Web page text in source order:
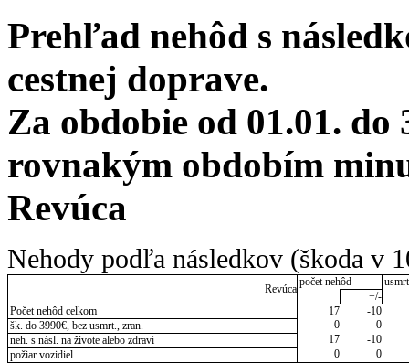
Prehľad nehôd s
cestnej doprave.
Za obdobie od 01.01. do
rovnakým obdobím
Revúca
Nehody podľa následkov (škoda v
Revúca
počet nehôd
+/-
Počet nehôd celkom
17
-10
šk. do 3990€, bez usmrt., zran.
0
0
neh. s násl. na živote alebo zdraví
17
-10
požiar vozidiel
0 0